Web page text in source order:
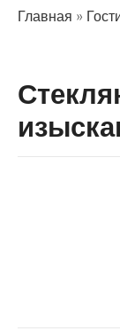
Главная »